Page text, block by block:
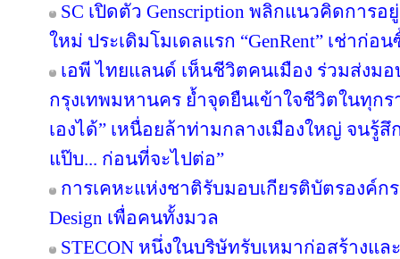
SC เปิดตัว Genscription พลิกแนวคิดการ
ใหม่ ประเดิมโมเดลแรก “GenRent” เช่าก่อ
เอพี ไทยแลนด์ เห็นชีวิตคนเมือง ร่วมส่งมอ
กรุงเทพมหานคร ย้ำจุดยืนเข้าใจชีวิตในทุกร
เองได้” เหนื่อยล้าท่ามกลางเมืองใหญ่ จนรู้
แป๊บ... ก่อนที่จะไปต่อ”
การเคหะแห่งชาติรับมอบเกียรติบัตรองค์ก
Design เพื่อคนทั้งมวล
STECON หนึ่งในบริษัทรับเหมาก่อสร้างแ